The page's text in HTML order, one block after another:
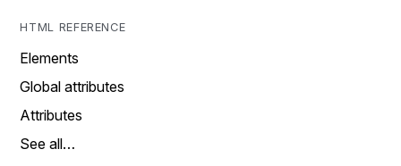
HTML REFERENCE
Elements
Global attributes
Attributes
See all…